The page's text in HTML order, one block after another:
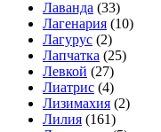
Лаванда (33)
Лагенария (10)
Лагурус (2)
Лапчатка (25)
Левкой (27)
Лиатрис (4)
Лизимахия (2)
Лилия (161)